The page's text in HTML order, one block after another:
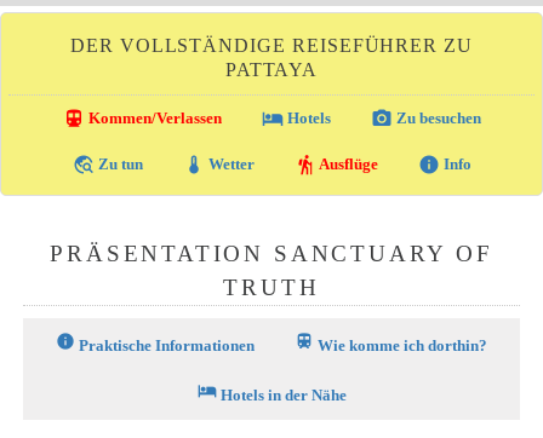
DER VOLLSTÄNDIGE REISEFÜHRER ZU
PATTAYA
directions_transit Kommen/Verlassen local_hotelHotels photo_camera Zu besuchen
travel_explore Zu tun thermostat Wetter hiking Ausflüge info Info
PRÄSENTATION SANCTUARY OF
TRUTH
info Praktische Informationen train Wie komme ich dorthin?
hotelHotels in der Nähe